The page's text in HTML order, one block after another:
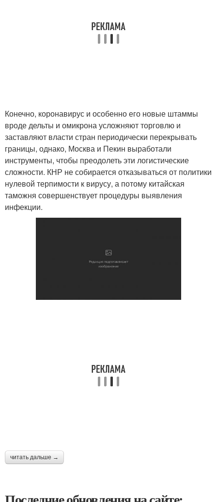
Конечно, коронавирус и особенно его новые штаммы
вроде дельты и омикрона усложняют торговлю и
заставляют власти стран периодически перекрывать
границы, однако, Москва и Пекин выработали
инструменты, чтобы преодолеть эти логистические
сложности. КНР не собирается отказываться от политики
нулевой терпимости к вирусу, а потому китайская
таможня совершенствует процедуры выявления
инфекции.
читать дальше →